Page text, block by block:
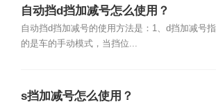
自动挡d挡加减号怎么使用？
自动挡d挡加减号的使用方法是：1、d挡加减号指
的是车的手动模式，当挡位...
s挡加减号怎么使用？